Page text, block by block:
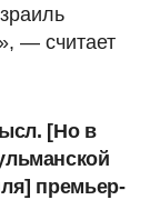
— считает
[Но в
премьер-